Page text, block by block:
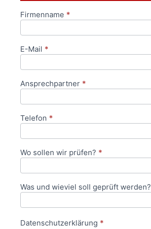
Anfrageformular
Firmenname *
E-Mail *
Ansprechpartner *
Telefon *
Wo sollen wir prüfen? *
Was und wieviel soll geprüft werden?
Datenschutzerklärung *